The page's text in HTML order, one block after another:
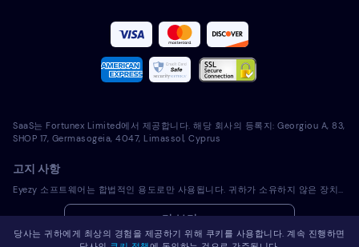
Español
Français
Português
Polski
Română
SaaS는 Fortunex Limited에서 제공합니다. 해당 회사의 등록지: Georgiou A, 83,
SHOP 17, Germasogeia, 4047, Limassol, Cyprus
고지 사항
Eyezy 소프트웨어는 합법적인 용도로만 사용됩니다. 귀하가 소유하지 않은 장치에 라이선스 소프트웨어를 설치하는 것은 해당 법률 및 현지 관할 법률을 위반하는 것입니다. 법에 따라 일반적으로 라이선스 소프트웨어를 설치하려는 장치의 소유자에게 이를 통지해야 합니다. 이 요건을 위반하면 위반자에게 심각한 금전적 및 형사적 처벌이 부과될 수 있습니다. 귀하는 라이센스 소프트웨어를 설치 및 사용하기 전에 귀하의 관할권 내에서 라이센스 소프트웨어 사용의 적법성과 관련하여 자신의 법률 고문과 상의해야 합니다. 라이선스 소프트웨어를 해당 장치에 설치하는 것에 대한 책임은 전적으로 귀하에게 있으며, Eyezy는 이에 대해 책임을 지지 않음을 인지하고 있습니다.
더 보기
당사는 귀하에게 최상의 경험을 제공하기 위해 쿠키를 사용합니다. 계속 진행하면